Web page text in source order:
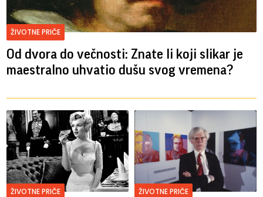
ŽIVOTNE PRIČE
Od dvora do večnosti: Znate li koji slikar je
maestralno uhvatio dušu svog vremena?
ŽIVOTNE PRIČE ŽIVOTNE PRIČE